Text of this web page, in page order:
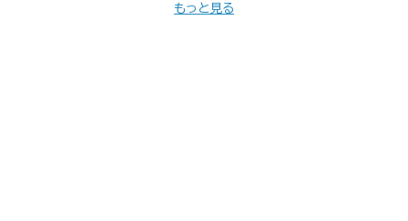
もっと見る